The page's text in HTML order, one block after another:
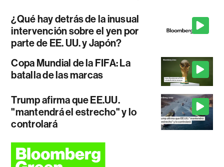
¿Qué hay detrás de la inusual
intervención sobre el yen por
parte de EE. UU. y Japón?
Copa Mundial de la FIFA: La
batalla de las marcas
Trump afirma que EE.UU.
"mantendrá el estrecho" y lo
controlará